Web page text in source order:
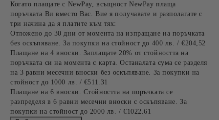
Когато плащате с NewPay, всъщност NewPay плаща
поръчката Ви вместо Вас. Вие я получавате и разполагате с
три начина да я платите към тях:
Отложено до 30 дни от момента на изпращане на поръчката
без оскъпяване. За покупки на стойност до 400 лв. / €204,52
Плащане на 4 вноски. Заплащате 20% от стойността на
поръчката си на момента с карта. Останалата сума се разделя
на 3 равни месечни вноски без оскъпяване. За покупки на
стойност до 1000 лв. / €511.31
Плащане на 6 вноски. Стойността на поръчката се
разпределя в 6 равни месечни вноски с оскъпяване. За
покупки на стойност до 2000 лв. / €1022.61